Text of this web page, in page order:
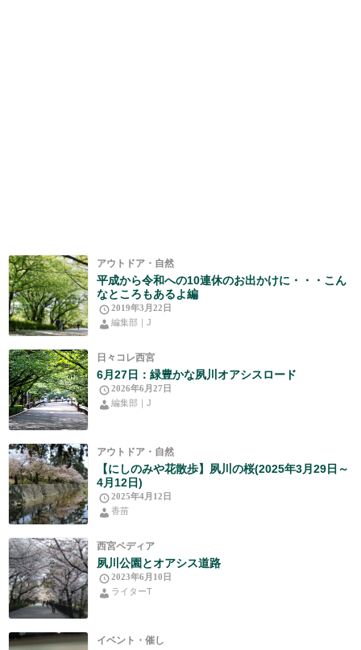
アウトドア・自然
平成から令和への10連休のお出かけに・・・こん
なところもあるよ編
2019年3月22日
編集部｜J
日々コレ西宮
6月27日：緑豊かな夙川オアシスロード
2026年6月27日
編集部｜J
アウトドア・自然
【にしのみや花散歩】夙川の桜(2025年3月29日～
4月12日)
2025年4月12日
香苗
西宮ペディア
夙川公園とオアシス道路
2023年6月10日
ライターT
イベント・催し